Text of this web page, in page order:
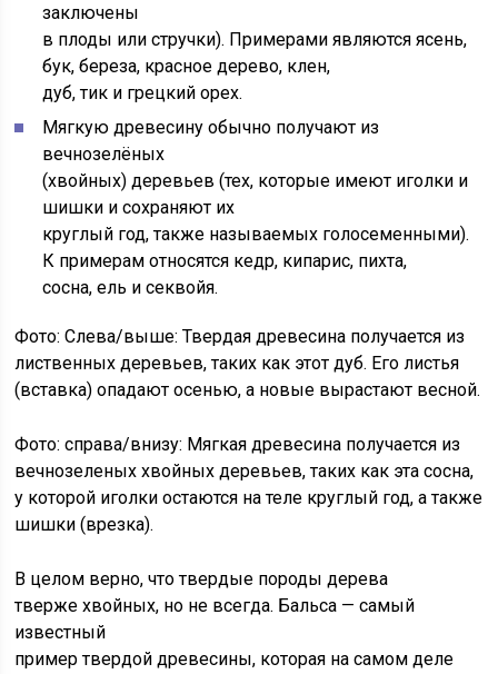
заключены
в плоды или стручки). Примерами являются ясень,
бук, береза, красное дерево, клен,
дуб, тик и грецкий орех.
Мягкую древесину обычно получают из
вечнозелёных
(хвойных) деревьев (тех, которые имеют иголки и
шишки и сохраняют их
круглый год, также называемых голосеменными).
К примерам относятся кедр, кипарис, пихта,
сосна, ель и секвойя.
Фото: Слева/выше: Твердая древесина получается из
лиственных деревьев, таких как этот дуб. Его листья
(вставка) опадают осенью, а новые вырастают весной.
Фото: справа/внизу: Мягкая древесина получается из
вечнозеленых хвойных деревьев, таких как эта сосна,
у которой иголки остаются на теле круглый год, а также
шишки (врезка).
В целом верно, что твердые породы дерева
тверже хвойных, но не всегда. Бальса — самый
известный
пример твердой древесины, которая на самом деле